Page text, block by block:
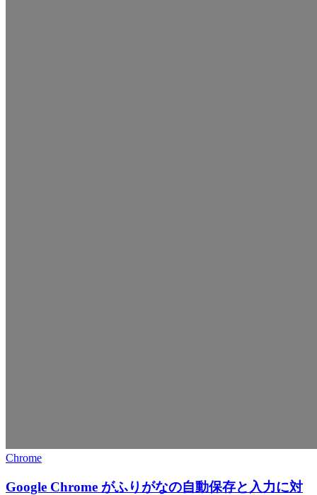
Chrome
Google Chrome がふりがなの自動保存と入力に対